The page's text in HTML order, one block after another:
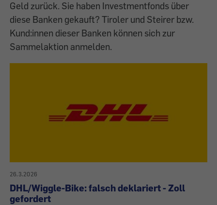
Geld zurück. Sie haben Investmentfonds über
diese Banken gekauft? Tiroler und Steirer bzw.
Kund:innen dieser Banken können sich zur
Sammelaktion anmelden.
26.3.2026
DHL/Wiggle-Bike: falsch deklariert - Zoll
gefordert